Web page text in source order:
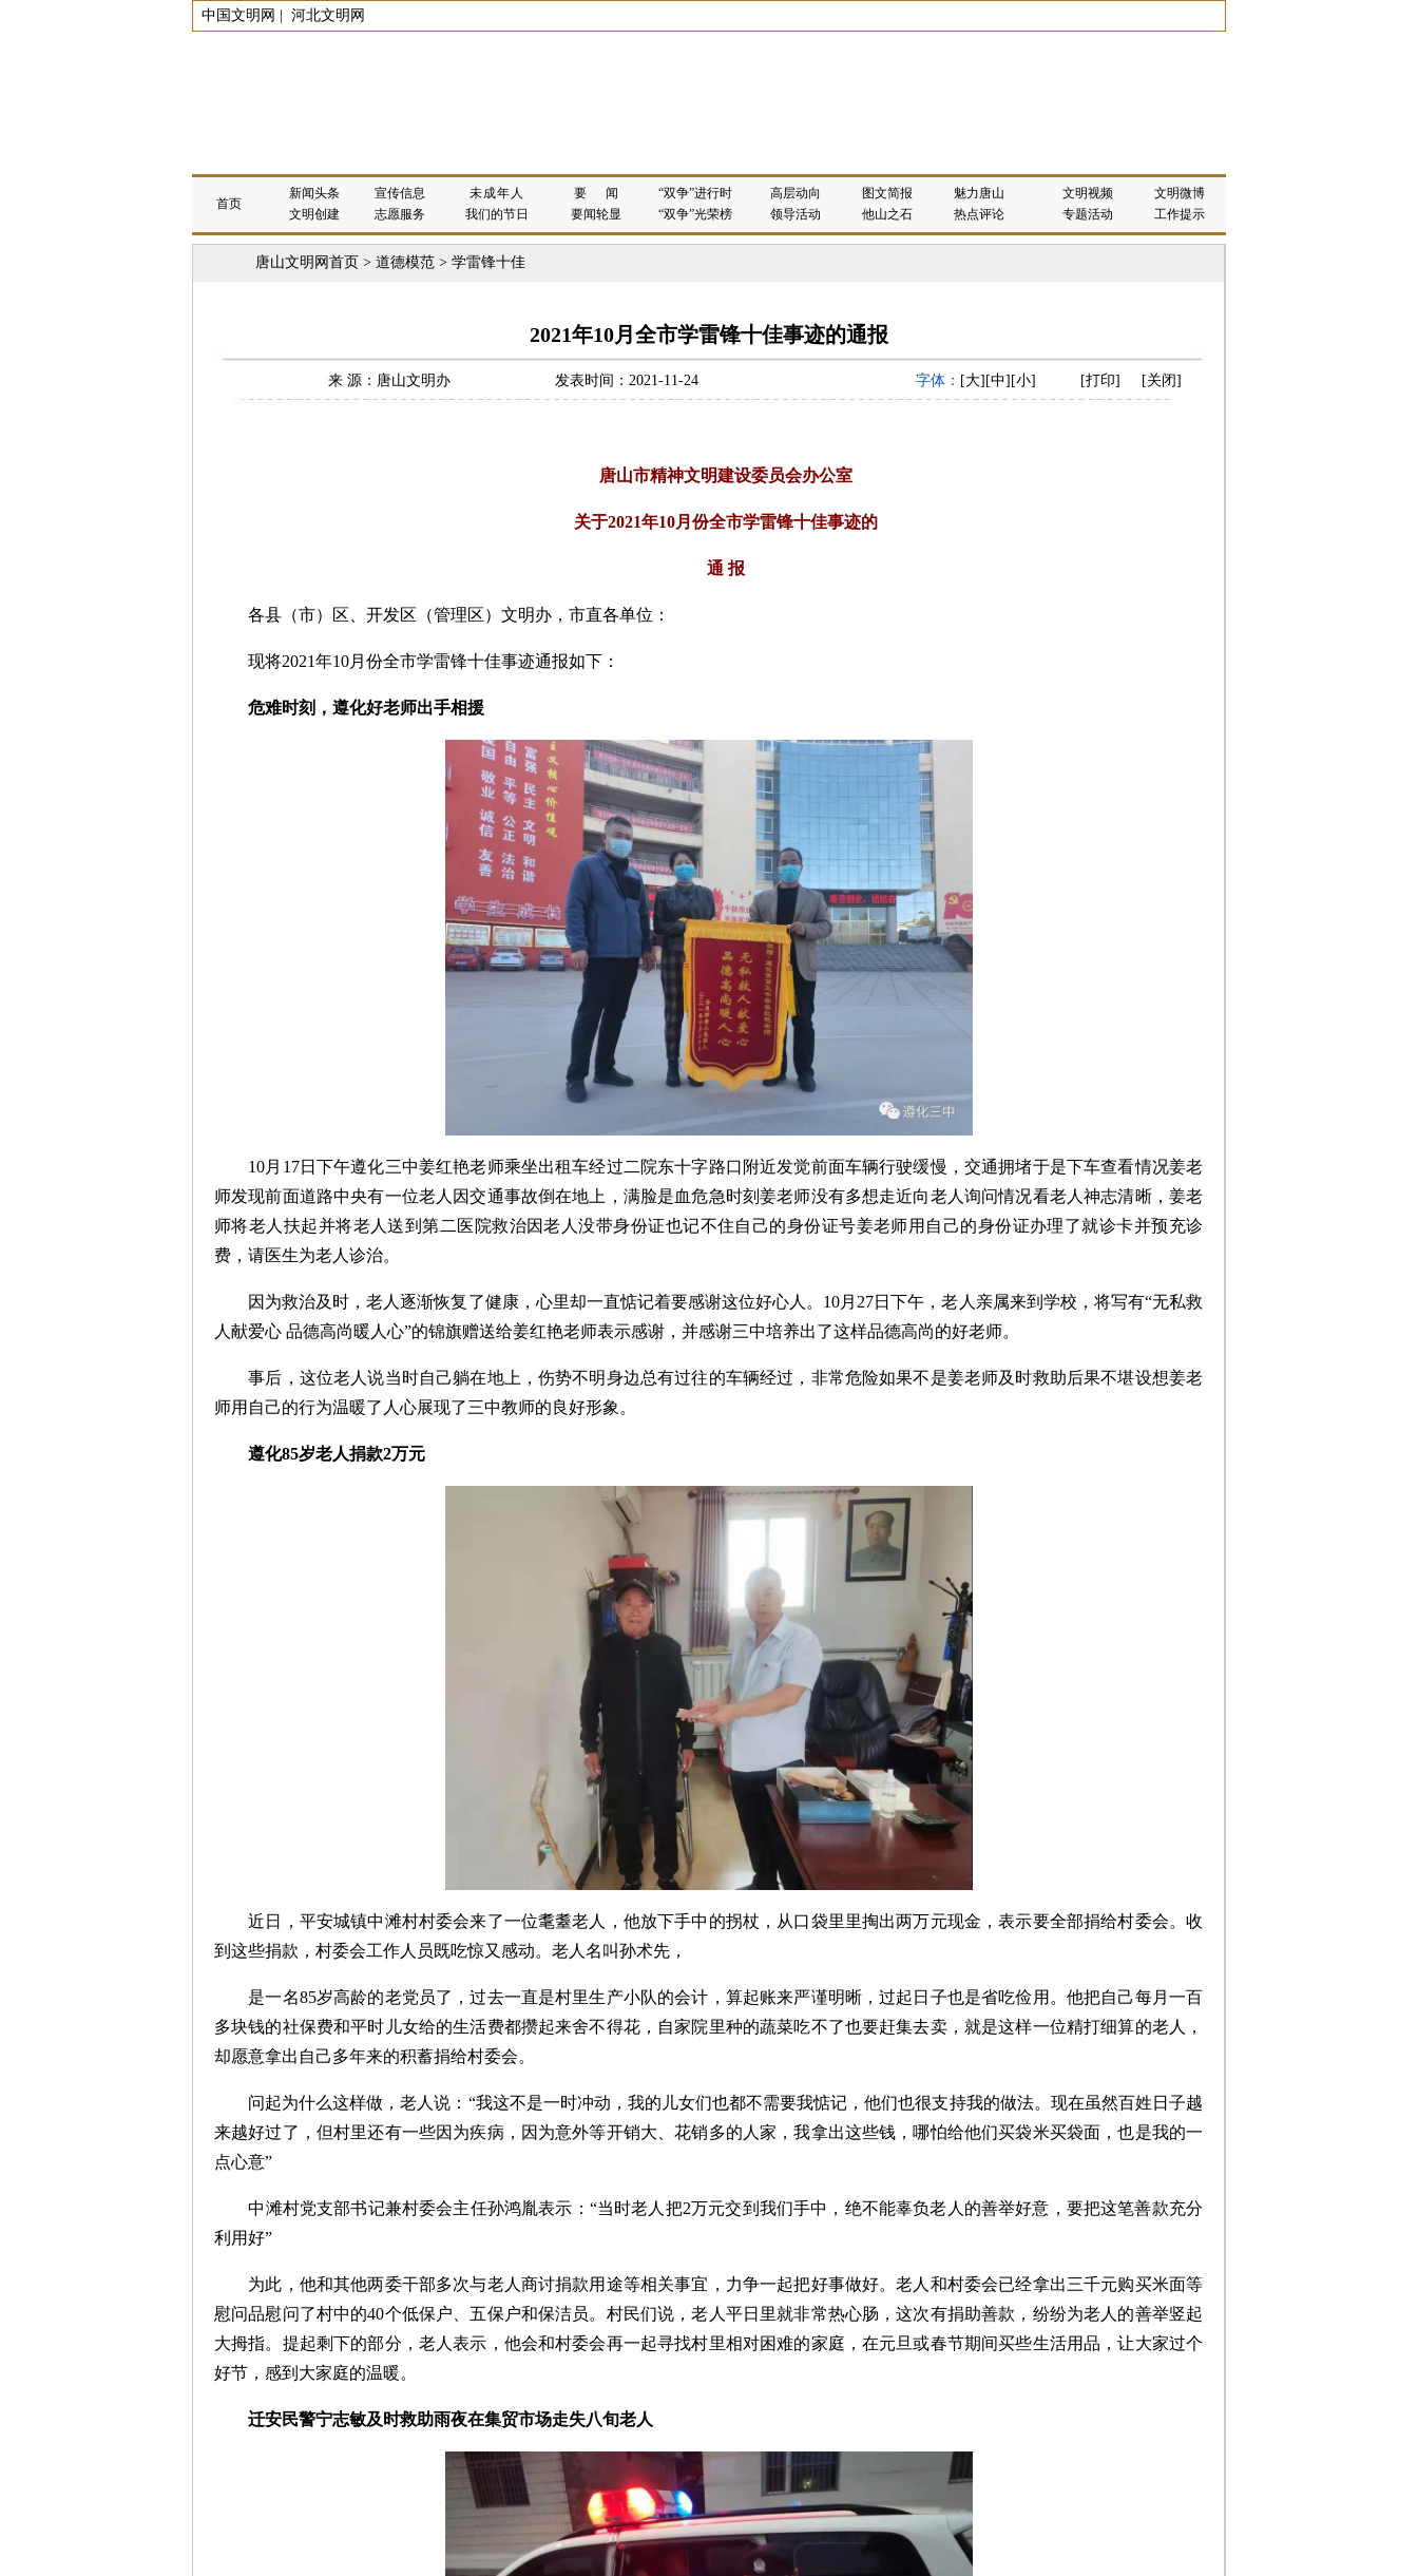
中国文明网 河北文明网
首页
新闻头条 宣传信息
未 成 年 人
文明创建
志愿服务 我们的节日
要 闻 “双争”进行时
高层动向
要闻轮显
“双争”光荣榜 领导活动
图文简报
魅力唐山
他山之石
热点评论
文明视频
文明微博
专题活动
工作提示
唐山文明网首页 > 道德模范 > 学雷锋十佳
2021年10月全市学雷锋十佳事迹的通报
来 源：唐山文明办 发表时间：2021-11-24 字体： [大][中][小] [打印] [关闭]
唐山市精神文明建设委员会办公室
关于2021年10月份全市学雷锋十佳事迹的
通 报
各县（市）区、开发区（管理区）文明办，市直各单位：
现将2021年10月份全市学雷锋十佳事迹通报如下：
危难时刻，遵化好老师出手相援
10月17日下午遵化三中姜红艳老师乘坐出租车经过二院东十字路口附近发觉前面车辆行驶缓慢，交通拥堵于是下车查看情况姜老
师发现前面道路中央有一位老人因交通事故倒在地上，满脸是血危急时刻姜老师没有多想走近向老人询问情况看老人神志清晰，姜老
师将老人扶起并将老人送到第二医院救治因老人没带身份证也记不住自己的身份证号姜老师用自己的身份证办理了就诊卡并预充诊
费，请医生为老人诊治。
因为救治及时，老人逐渐恢复了健康，心里却一直惦记着要感谢这位好心人。10月27日下午，老人亲属来到学校，将写有“无私救
人献爱心 品德高尚暖人心”的锦旗赠送给姜红艳老师表示感谢，并感谢三中培养出了这样品德高尚的好老师。
事后，这位老人说当时自己躺在地上，伤势不明身边总有过往的车辆经过，非常危险如果不是姜老师及时救助后果不堪设想姜老
师用自己的行为温暖了人心展现了三中教师的良好形象。
遵化85岁老人捐款2万元
近日，平安城镇中滩村村委会来了一位耄耋老人，他放下手中的拐杖，从口袋里里掏出两万元现金，表示要全部捐给村委会。收
到这些捐款，村委会工作人员既吃惊又感动。老人名叫孙术先，
是一名85岁高龄的老党员了，过去一直是村里生产小队的会计，算起账来严谨明晰，过起日子也是省吃俭用。他把自己每月一百
多块钱的社保费和平时儿女给的生活费都攒起来舍不得花，自家院里种的蔬菜吃不了也要赶集去卖，就是这样一位精打细算的老人，
却愿意拿出自己多年来的积蓄捐给村委会。
问起为什么这样做，老人说：“我这不是一时冲动，我的儿女们也都不需要我惦记，他们也很支持我的做法。现在虽然百姓日子越
来越好过了，但村里还有一些因为疾病，因为意外等开销大、花销多的人家，我拿出这些钱，哪怕给他们买袋米买袋面，也是我的一
点心意”
中滩村党支部书记兼村委会主任孙鸿胤表示：“当时老人把2万元交到我们手中，绝不能辜负老人的善举好意，要把这笔善款充分
利用好”
为此，他和其他两委干部多次与老人商讨捐款用途等相关事宜，力争一起把好事做好。老人和村委会已经拿出三千元购买米面等
慰问品慰问了村中的40个低保户、五保户和保洁员。村民们说，老人平日里就非常热心肠，这次有捐助善款，纷纷为老人的善举竖起
大拇指。提起剩下的部分，老人表示，他会和村委会再一起寻找村里相对困难的家庭，在元旦或春节期间买些生活用品，让大家过个
好节，感到大家庭的温暖。
迁安民警宁志敏及时救助雨夜在集贸市场走失八旬老人